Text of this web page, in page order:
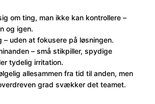
om ting, man ikke kan kontrollere –
og igen.
– uden at fokusere på løsningen.
– små stikpiller, spydige
tydelig irritation.
allesammen fra tid til anden, men
grad svækker det teamet.